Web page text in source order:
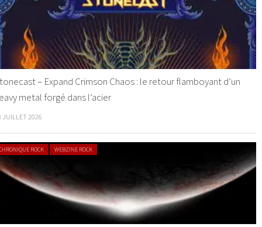
– Expand Crimson Chaos : le retour flamboyant d’un
metal forgé dans l’acier
JUILLET 2026
ROCK WEBZINE ROCK